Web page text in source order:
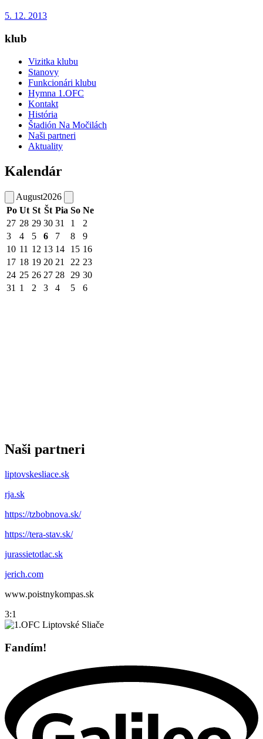
5. 12. 2013
klub
Vizitka klubu
Stanovy
Funkcionári klubu
Hymna 1.OFC
Kontakt
História
Štadión Na Močilách
Naši partneri
Aktuality
Kalendár
August2026
Po Ut St Št Pia So Ne
27 28 29 30 31 1
2
3
4 5 6 7 8
9
10 11 12 13 14 15 16
17 18 19 20 21 22 23
24 25 26 27 28 29 30
31 1 2 3 4 5 6
Naši partneri
liptovskesliace.sk
rja.sk
https://tzbobnova.sk/
https://tera-stav.sk/
jurassietotlac.sk
jerich.com
www.poistnykompas.sk
3:1
Fandím!